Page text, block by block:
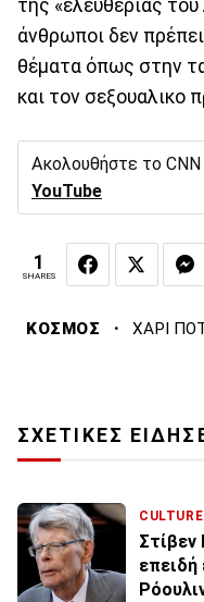
της «ελευθερίας
άνθρωποι δεν
θέματα όπως στην
και τον σεξουαλικο
Ακολουθήστε το
YouTube
1
SHARES
ΚΟΣΜΟΣ · ΧΑΡΙ
ΣΧΕΤΙΚΕΣ
CULTURE
Στίβεν
επειδή